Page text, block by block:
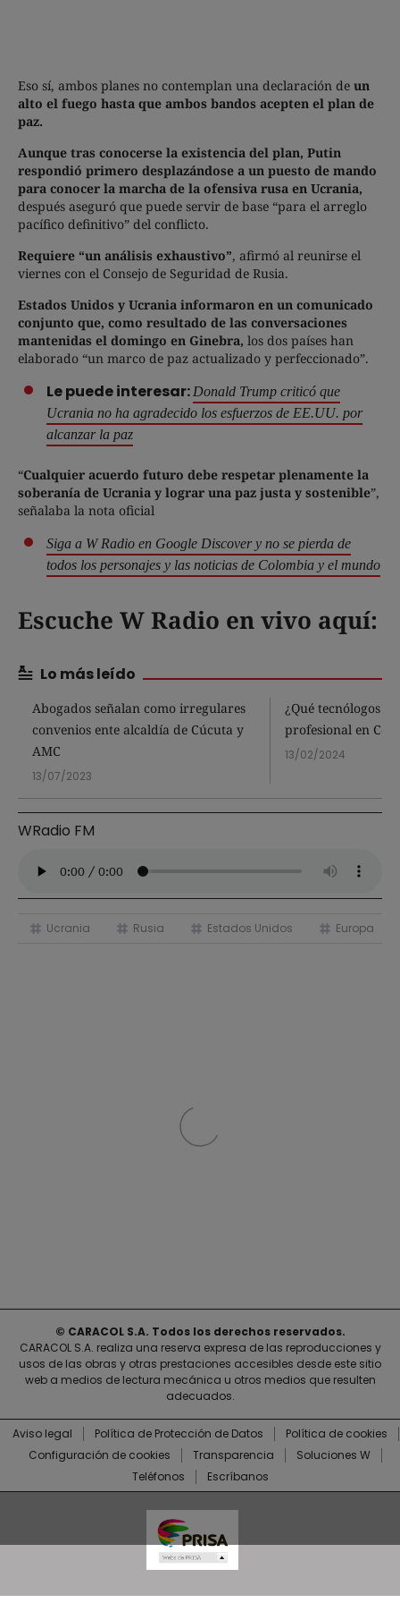
Eso sí, ambos planes no contemplan una declaración de un
alto el fuego hasta que ambos bandos acepten el plan de
paz.
Aunque tras conocerse la existencia del plan, Putin
respondió primero desplazándose a un puesto de mando
para conocer la marcha de la ofensiva rusa en Ucrania,
después aseguró que puede servir de base “para el arreglo
pacífico definitivo” del conflicto.
Requiere “un análisis exhaustivo”, afirmó al reunirse el
viernes con el Consejo de Seguridad de Rusia.
Estados Unidos y Ucrania informaron en un comunicado
conjunto que, como resultado de las conversaciones
mantenidas el domingo en Ginebra, los dos países han
elaborado “un marco de paz actualizado y perfeccionado”.
Le puede interesar:Donald Trump criticó que
Ucrania no ha agradecido los esfuerzos de EE.UU. por
alcanzar la paz
“Cualquier acuerdo futuro debe respetar plenamente la
soberanía de Ucrania y lograr una paz justa y sostenible”,
señalaba la nota oficial
Siga a W Radio en Google Discover y no se pierda de
todos los personajes y las noticias de Colombia y el mundo
Escuche W Radio en vivo aquí:
Lo más leído
Abogados señalan como irregulares
convenios ente alcaldía de Cúcuta y
AMC
13/07/2023
¿Qué tecnólogos
profesional en
13/02/2024
WRadio FM
Ucrania Rusia Estados Unidos Europa
© CARACOL S.A. Todos los derechos reservados.
CARACOL S.A. realiza una reserva expresa de las reproducciones y
usos de las obras y otras prestaciones accesibles desde este sitio
web a medios de lectura mecánica u otros medios que resulten
adecuados.
Aviso legal Política de Protección de Datos
Política de cookies
Configuración de cookies
Transparencia
Soluciones W
Teléfonos
Escríbanos